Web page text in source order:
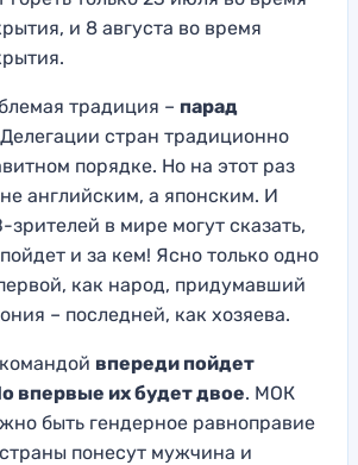
и 8 августа во время
традиция – парад
Делегации стран традиционно
порядке. Но на этот раз
английским, а японским. И
зрителей в мире могут сказать,
и за кем! Ясно только одно
как народ, придумавший
– последней, как хозяева.
впереди пойдет
впервые их будет двое. МОК
быть гендерное равноправие
понесут мужчина и